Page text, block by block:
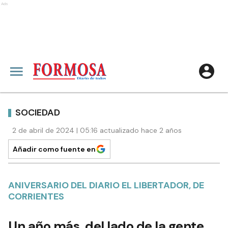
Ads
SOCIEDAD
2 de abril de 2024 | 05:16 actualizado hace 2 años
Añadir como fuente en
ANIVERSARIO DEL DIARIO EL LIBERTADOR, DE
CORRIENTES